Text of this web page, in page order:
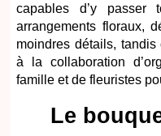
capables d’y
arrangements floraux,
moindres détails,
à la collaboration
famille et de fleuristes
Le